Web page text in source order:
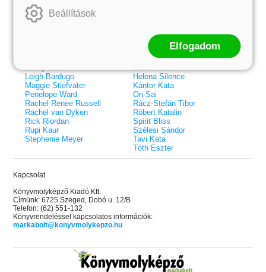
21.
dicsőség (Az Előhírnök-trilógia
3.)
Különleges éldekorált kiadás!
31.
Cassandra Clare
Colleen Hoover
Elle Kennedy
Jenny Han
Leigh Bardugo
Maggie Stiefvater
Penelope Ward
Rachel Renee Russell
Rachel van Dyken
Rick Riordan
Rupi Kaur
Stephenie Meyer
Böszörményi Gyula
Cselenyák Imre
Csukás István
Ecsédi Orsolya
Eszes Rita
Helena Silence
Kántor Kata
On Sai
Rácz-Stefán Tibor
Róbert Katalin
Spirit Bliss
Szélesi Sándor
Tavi Kata
Tóth Eszter
Kapcsolat
Könyvmolyképző Kiadó Kft.
Címünk: 6725 Szeged, Dobó u. 12/B
Telefon: (62) 551-132
Könyvrendeléssel kapcsolatos információk:
markabolt@konyvmolykepzo.hu
Beállítások
Elfogadom